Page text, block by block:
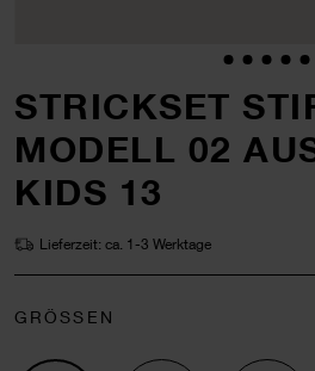
STRICKSET
MODELL 02
KIDS 13
Lieferzeit: ca. 1-3 Werktage
GRÖSSEN